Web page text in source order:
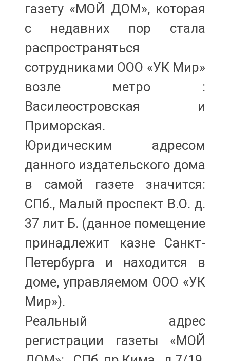
газету «МОЙ ДОМ», которая
с недавних пор стала
распространяться
сотрудниками ООО «УК Мир»
возле метро :
Василеостровская и
Приморская.
Юридическим адресом
данного издательского дома
в самой газете значится:
СПб., Малый проспект В.О. д.
37 лит Б. (данное помещение
принадлежит казне Санкт-
Петербурга и находится в
доме, управляемом ООО «УК
Мир»).
Реальный адрес
регистрации газеты «МОЙ